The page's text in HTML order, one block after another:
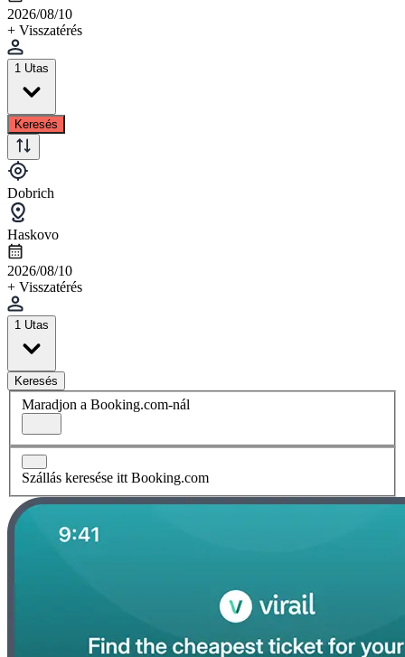
2026/08/10
+ Visszatérés
1 Utas
Keresés
Dobrich
Haskovo
2026/08/10
+ Visszatérés
1 Utas
Keresés
Maradjon a Booking.com-nál
Szállás keresése itt Booking.com